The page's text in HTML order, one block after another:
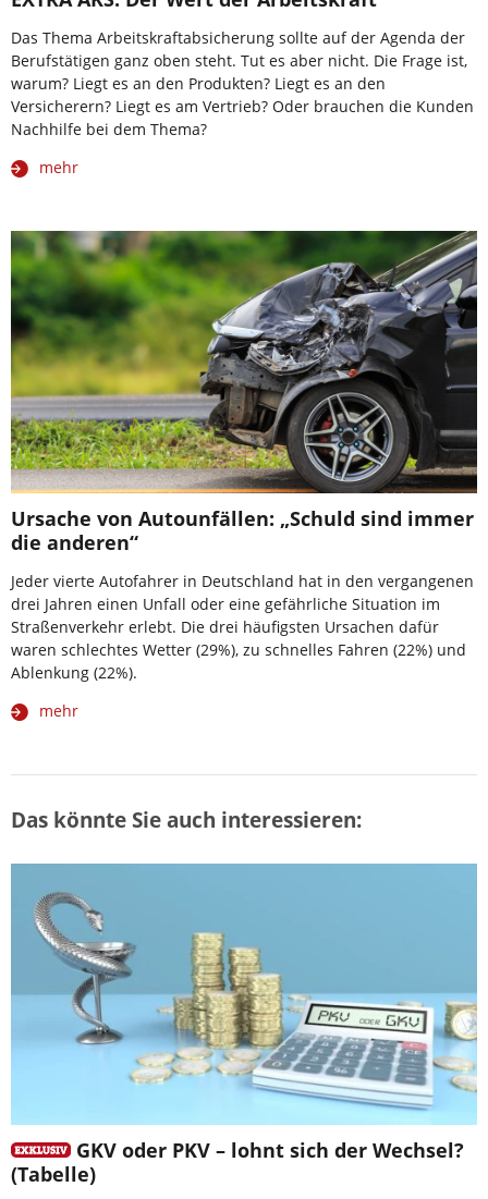
Das Thema Arbeitskraftabsicherung sollte auf der Agenda der
Berufstätigen ganz oben steht. Tut es aber nicht. Die Frage ist,
warum? Liegt es an den Produkten? Liegt es an den
Versicherern? Liegt es am Vertrieb? Oder brauchen die Kunden
Nachhilfe bei dem Thema?
mehr
Ursache von Autounfällen: „Schuld sind immer
die anderen“
Jeder vierte Autofahrer in Deutschland hat in den vergangenen
drei Jahren einen Unfall oder eine gefährliche Situation im
Straßenverkehr erlebt. Die drei häufigsten Ursachen dafür
waren schlechtes Wetter (29%), zu schnelles Fahren (22%) und
Ablenkung (22%).
mehr
Das könnte Sie auch interessieren:
GKV oder PKV – lohnt sich der Wechsel?
(Tabelle)